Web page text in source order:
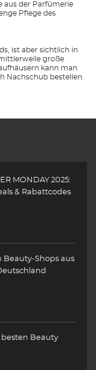
aus der Parfümerie
Pflege des
ist aber sichtlich in
große
kann man
Nachschub bestellen.
MONDAY 2025:
& Rabattcodes
Beauty-Shops aus
besten Beauty